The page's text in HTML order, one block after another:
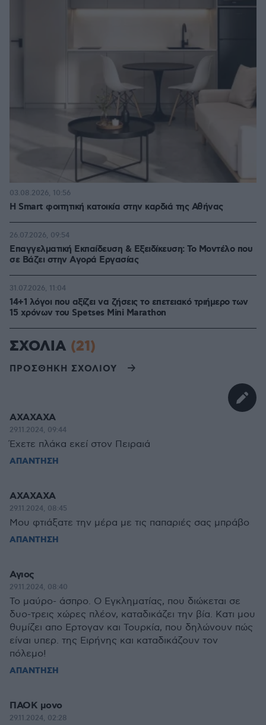
Η Smart φοιτητική κατοικία στην καρδιά της Αθήνας
03.08.2026, 10:56
Επαγγελματική Εκπαίδευση & Εξειδίκευση: Το Mοντέλο που
σε Bάζει στην Aγορά Eργασίας
26.07.2026, 09:54
14+1 λόγοι που αξίζει να ζήσεις το επετειακό τριήμερο των
15 χρόνων του Spetses Mini Marathon
31.07.2026, 11:04
ΣΧΟΛΙΑ (21)
ΠΡΟΣΘΗΚΗ ΣΧΟΛΙΟΥ
ΑΧΑΧΑΧΑ
29.11.2024, 09:44
Έχετε πλάκα εκεί στον Πειραιά
ΑΠΑΝΤΗΣΗ
ΑΧΑΧΑΧΑ
29.11.2024, 08:45
Μου φτιάξατε την μέρα με τις παπαριές σας μπράβο
ΑΠΑΝΤΗΣΗ
Αγιος
29.11.2024, 08:40
Το μαύρο- άσπρο. Ο Εγκληματίας, που διώκεται σε
δυο-τρεις χώρες πλέον, καταδικάζει την βία. Κατι μου
θυμίζει απο Ερτογαν και Τουρκία, που δηλώνουν πώς
είναι υπερ. της Ειρήνης και καταδικάζουν τον
πόλεμο!
ΑΠΑΝΤΗΣΗ
ΠΑΟΚ μονο
29.11.2024, 02:28